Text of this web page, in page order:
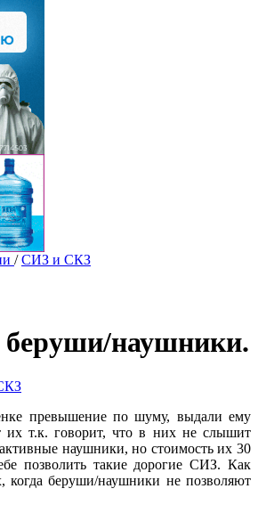
/ СИЗ и СКЗ
наушники.
превышение по шуму, выдали ему
т.к. говорит, что в них не слышит
наушники, но стоимость их 30
позволить такие дорогие СИЗ. Как
когда беруши/наушники не позволяют